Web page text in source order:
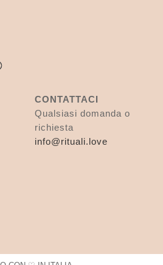
CONTATTACI
Qualsiasi domanda o
richiesta
info@rituali.love